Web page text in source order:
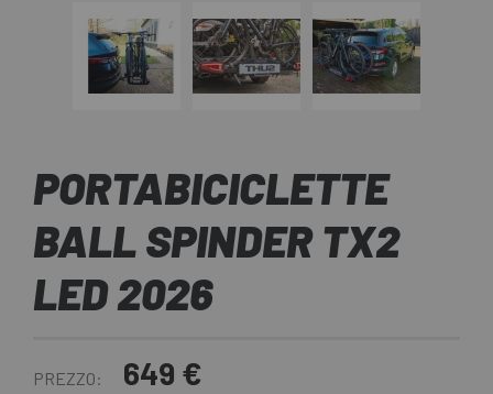
PORTABICICLETTE
BALL SPINDER TX2
LED 2026
PREZZO: 649 €